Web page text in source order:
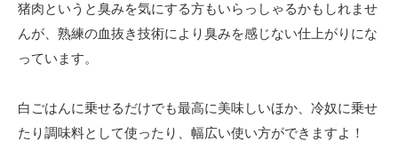
猪肉というと臭みを気にする方もいらっしゃるかもしれませ
んが、熟練の血抜き技術により臭みを感じない仕上がりにな
っています。
白ごはんに乗せるだけでも最高に美味しいほか、冷奴に乗せ
たり調味料として使ったり、幅広い使い方ができますよ！